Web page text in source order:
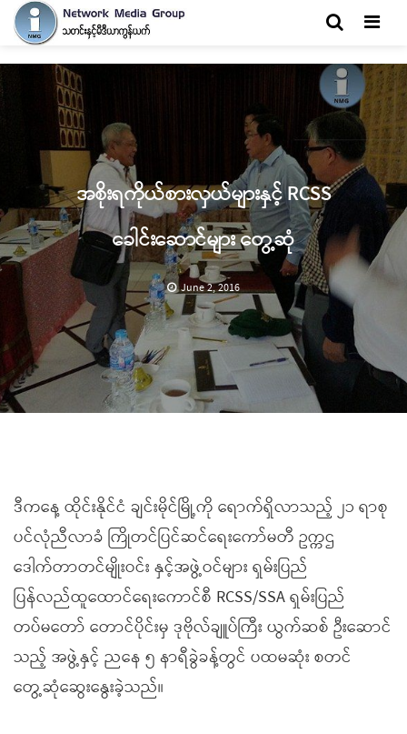
အစိုးရကိုယ်စားလှယ်များနှင့် RCSS
ခေါင်းဆောင်များ တွေ့ဆုံ
June 2, 2016
ဒီကနေ့ ထိုင်းနိုင်ငံ ချင်းမိုင်မြို့ကို ရောက်ရှိလာသည့် ၂၁ ရာစု
ပင်လုံညီလာခံ ကြိုတင်ပြင်ဆင်ရေးကော်မတီ ဥက္ကဌ
ဒေါက်တာတင်မျိုးဝင်း နှင့်အဖွဲ့ဝင်များ ရှမ်းပြည်
ပြန်လည်ထူထောင်ရေးကောင်စီ RCSS/SSA ရှမ်းပြည်
တပ်မတော် တောင်ပိုင်းမှ ဒုဗိုလ်ချူပ်ကြီး ယွက်ဆစ် ဦးဆောင်
သည့် အဖွဲ့နှင့် ညနေ ၅ နာရီခွဲခန့်တွင် ပထမဆုံး စတင်
တွေ့ဆုံဆွေးနွေးခဲ့သည်။